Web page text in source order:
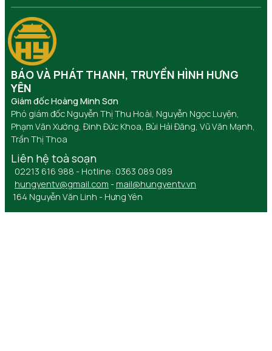
BÁO VÀ PHÁT THANH, TRUYỀN HÌNH HƯNG
YÊN
Giám đốc Hoàng Minh Sơn
Phó giám đốc Nguyễn Thị Thu Hoài, Nguyễn Ngọc Luyện,
Phạm Văn Xướng, Đinh Đức Khoa, Bùi Hải Đăng, Vũ Văn Mạnh,
Trần Thị Thoa
Liên hệ toà soạn
02213 616 988 - Hotline: 0363 089 089
hungyentv@gmail.com - mail@hungyentv.vn
164 Nguyễn Văn Linh - Hưng Yên